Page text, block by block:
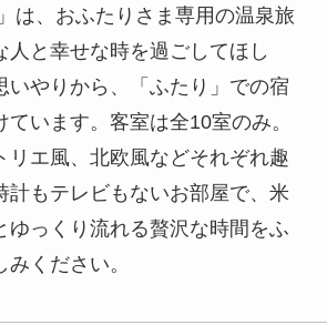
は、おふたりさま専用の温泉旅
人と幸せな時を過ごしてほし
いやりから、「ふたり」での宿
います。客室は全10室のみ。
リエ風、北欧風などそれぞれ趣
計もテレビもないお部屋で、米
ゆっくり流れる贅沢な時間をふ
ください。